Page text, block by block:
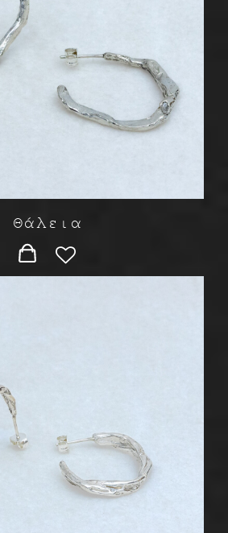
Θάλεια